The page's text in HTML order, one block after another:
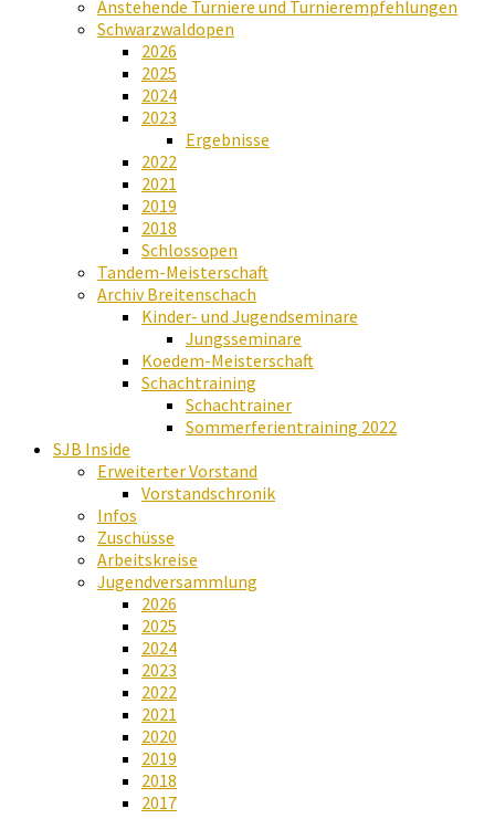
Anstehende Turniere und Turnierempfehlungen
Schwarzwaldopen
2026
2025
2024
2023
Ergebnisse
2022
2021
2019
2018
Schlossopen
Tandem-Meisterschaft
Archiv Breitenschach
Kinder- und Jugendseminare
Jungsseminare
Koedem-Meisterschaft
Schachtraining
Schachtrainer
Sommerferientraining 2022
SJB Inside
Erweiterter Vorstand
Vorstandschronik
Infos
Zuschüsse
Arbeitskreise
Jugendversammlung
2026
2025
2024
2023
2022
2021
2020
2019
2018
2017